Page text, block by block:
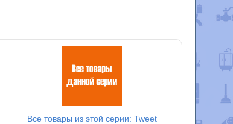
Все товары из этой серии: Tweet